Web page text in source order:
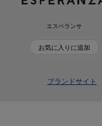
エスペランサ
お気に入りに追加
ブランドサイト